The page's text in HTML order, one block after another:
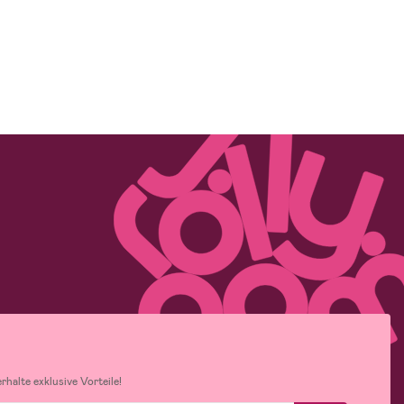
exklusive Vorteile!